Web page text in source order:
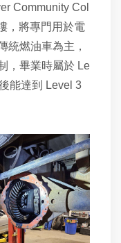
Community Col
，將專門用於電
統燃油車為主，
，畢業時屬於 Le
能達到 Level 3